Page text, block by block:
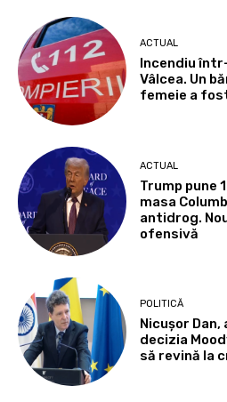
ACTUAL
Incendiu
Vâlcea. Un
femeie a
ACTUAL
Trump pune
masa
antidrog.
ofensivă
POLITICĂ
Nicușor
decizia
să revină la